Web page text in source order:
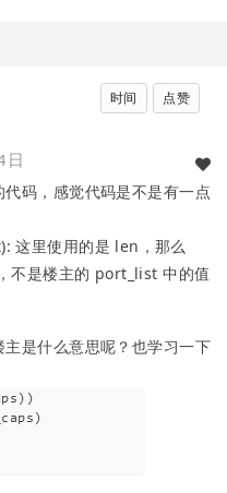
时间 点赞
日
码，感觉代码是不是有一点
里使用的是 len，那么
不是楼主的 port_list 中的值
是什么意思呢？也学习一下